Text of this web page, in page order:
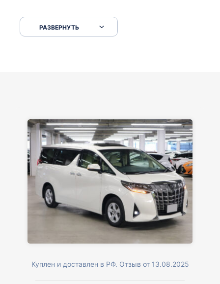
серпантинах по пути следования.
РАЗВЕРНУТЬ
Куплен и доставлен в РФ. Отзыв от 13.08.2025